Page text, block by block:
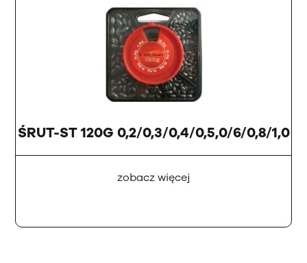
ŚRUT-ST 120G 0,2/0,3/0,4/0,5,0/6/0,8/1,0
zobacz więcej